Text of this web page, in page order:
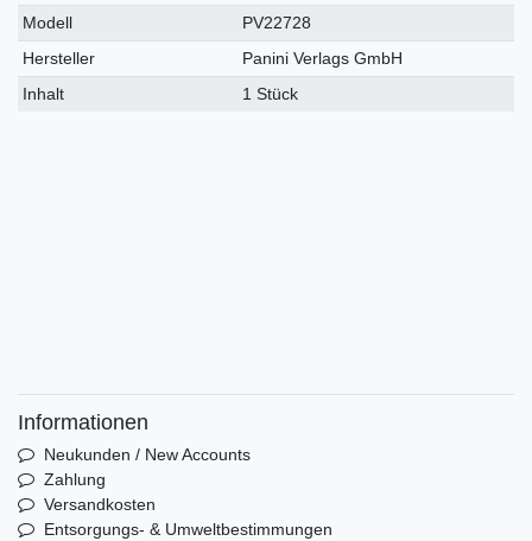
Modell
PV22728
Hersteller
Panini Verlags GmbH
Inhalt
1 Stück
Informationen
Neukunden / New Accounts
Zahlung
Versandkosten
Entsorgungs- & Umweltbestimmungen